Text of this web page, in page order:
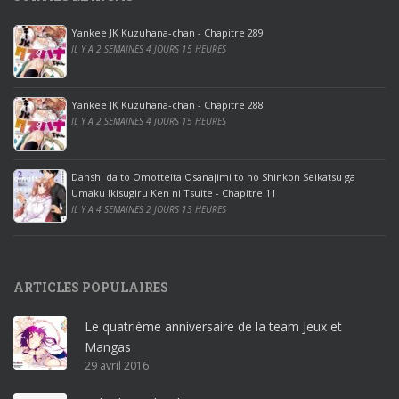
p
r
o
o
ff
i
c
e
2
0
1
r
o
ff
i
c
Yankee JK Kuzuhana-chan - Chapitre 289
IL Y A 2 SEMAINES 4 JOURS 15 HEURES
Yankee JK Kuzuhana-chan - Chapitre 288
IL Y A 2 SEMAINES 4 JOURS 15 HEURES
Danshi da to Omotteita Osanajimi to no Shinkon Seikatsu ga
Umaku Ikisugiru Ken ni Tsuite - Chapitre 11
IL Y A 4 SEMAINES 2 JOURS 13 HEURES
ARTICLES POPULAIRES
Le quatrième anniversaire de la team Jeux et
Mangas
29 avril 2016